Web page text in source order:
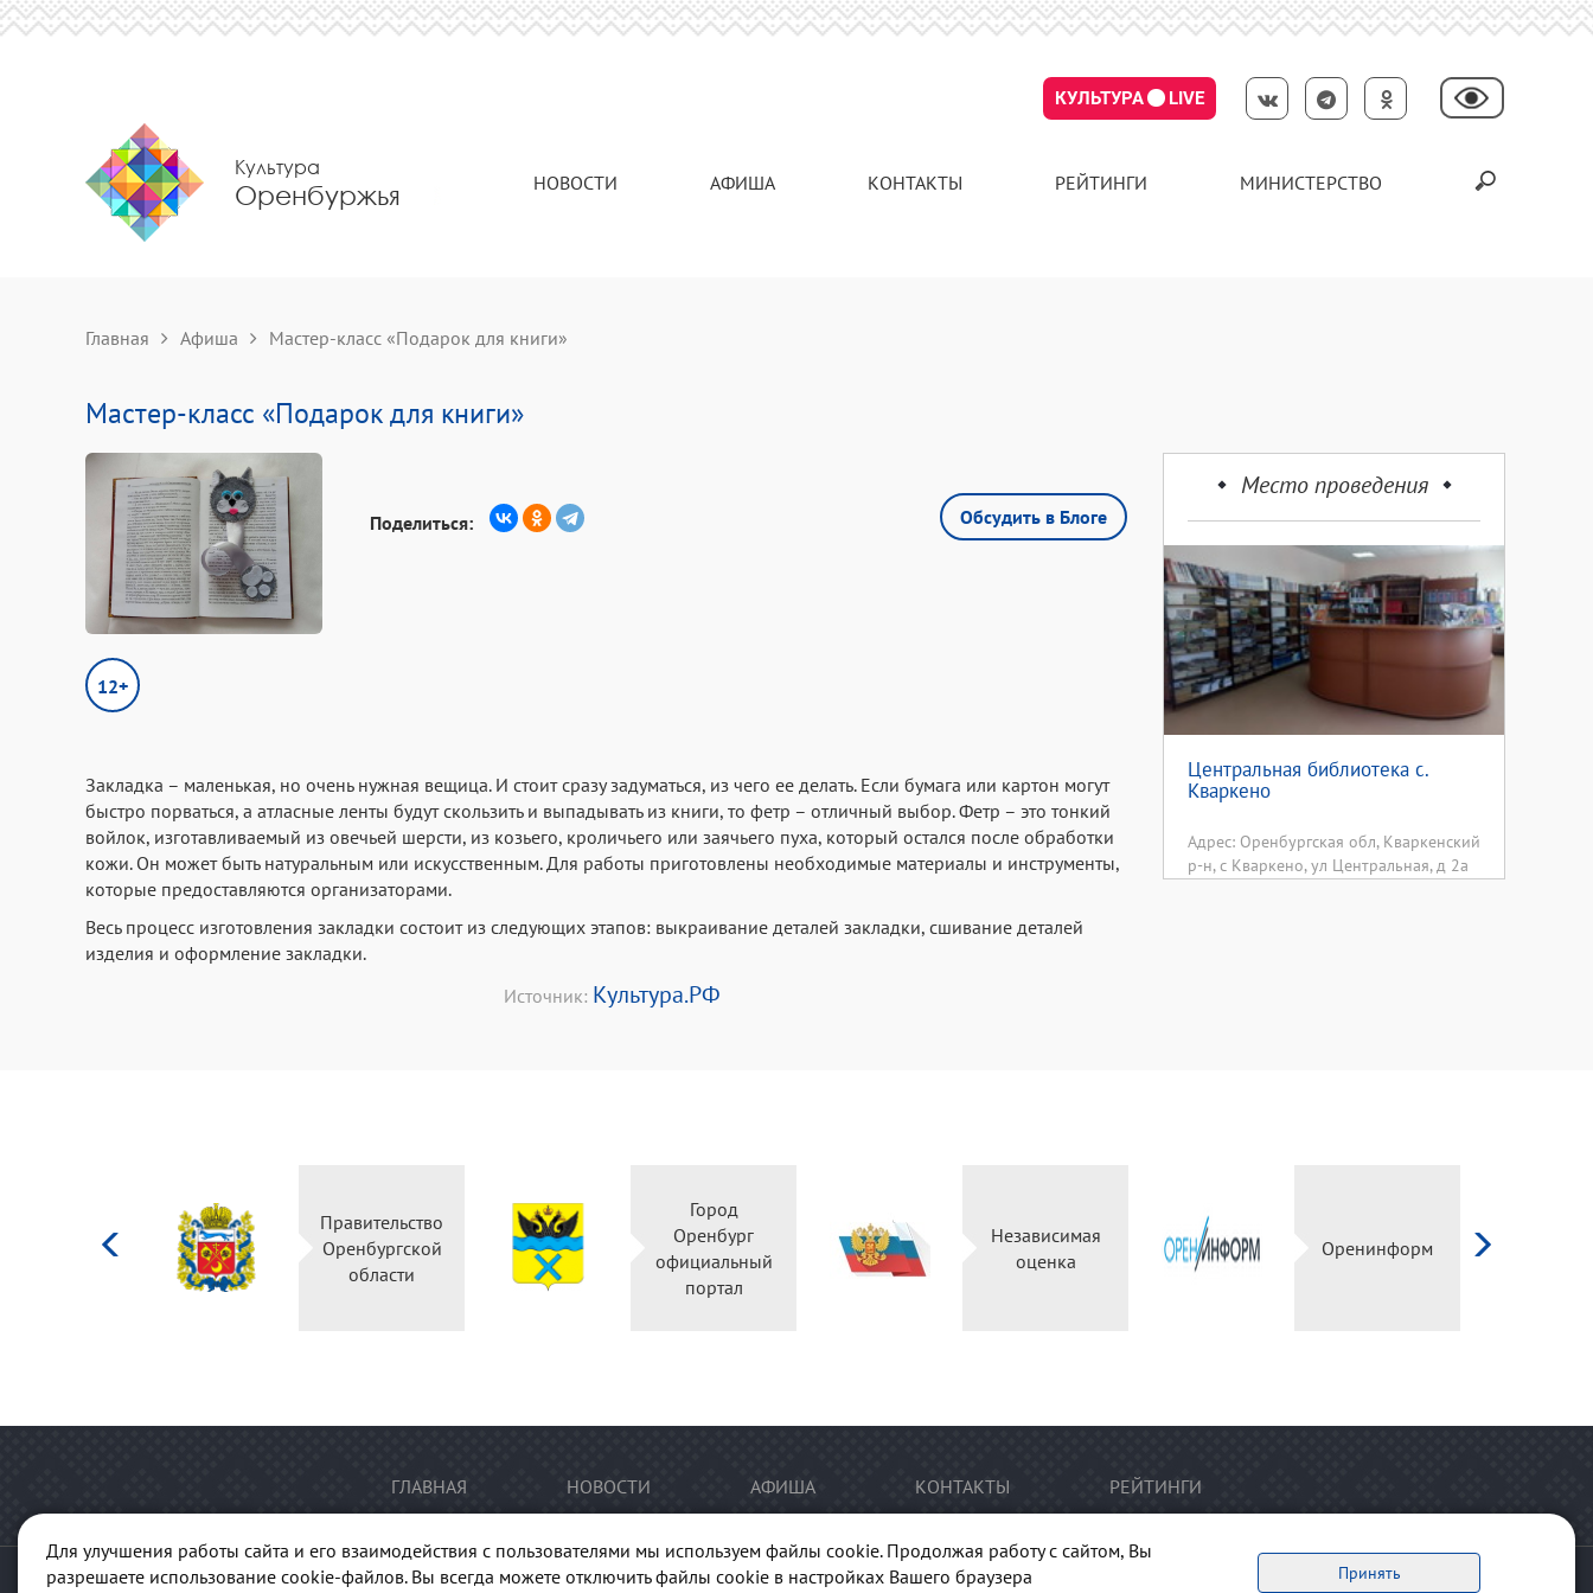
КУЛЬТУРА LIVE
Культура
Оренбуржья НОВОСТИ АФИША КОНТАКТЫ РЕЙТИНГИ МИНИСТЕРСТВО
Главная Афиша Мастер-класс «Подарок для книги»
Мастер-класс «Подарок для книги»
12+
Поделиться: Обсудить в Блоге
Закладка – маленькая, но очень нужная вещица. И стоит сразу задуматься, из чего ее делать. Если бумага или картон могут
быстро порваться, а атласные ленты будут скользить и выпадывать из книги, то фетр – отличный выбор. Фетр – это тонкий
войлок, изготавливаемый из овечьей шерсти, из козьего, кроличьего или заячьего пуха, который остался после обработки
кожи. Он может быть натуральным или искусственным. Для работы приготовлены необходимые материалы и инструменты,
которые предоставляются организаторами.
Весь процесс изготовления закладки состоит из следующих этапов: выкраивание деталей закладки, сшивание деталей
изделия и оформление закладки.
Источник: Культура.РФ
Место проведения
Центральная библиотека с.
Кваркено
Адрес: Оренбургская обл, Кваркенский
р-н, с Кваркено, ул Центральная, д 2а
Правительство
Оренбургской
области
Город
Оренбург
официальный
портал
Независимая
оценка
Оренинформ
Для улучшения работы сайта и его взаимодействия с пользователями мы используем файлы cookie. Продолжая работу с сайтом, Вы
разрешаете использование cookie-файлов. Вы всегда можете отключить файлы cookie в настройках Вашего браузера
Принять
ГЛАВНАЯ НОВОСТИ АФИША КОНТАКТЫ РЕЙТИНГИ